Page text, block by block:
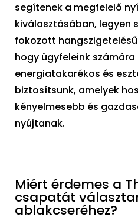
segítenek a megfelelő
kiválasztásában, legyen
fokozott
hogy ügyfeleink
energiatakarékos és
biztosítsunk, amelyek
kényelmesebb és
nyújtanak.
Miért érdemes a
csapatát
ablakcseréhez?